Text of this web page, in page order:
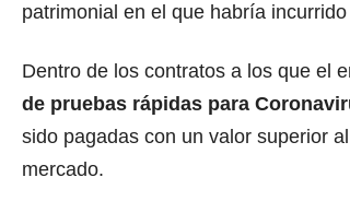
patrimonial en el que habría
Dentro de los contratos a los que el
de pruebas rápidas para
sido pagadas con un valor superior
mercado.